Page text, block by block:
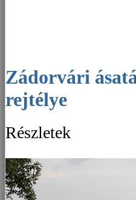
Zádorvári ásatások: a befalazott kaputorony
rejtélye
Részletek